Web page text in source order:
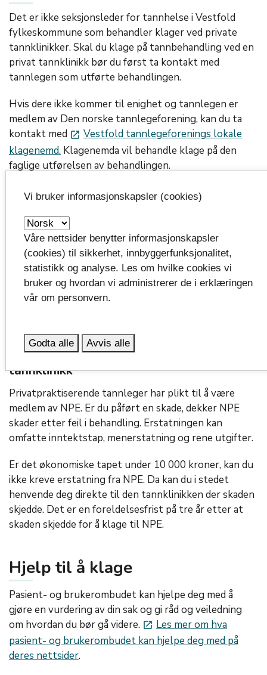
Det er ikke seksjonsleder for tannhelse i Vestfold
fylkeskommune som behandler klager ved private
tannklinikker. Skal du klage på tannbehandling ved en
privat tannklinikk bør du først ta kontakt med
tannlegen som utførte behandlingen.
Hvis dere ikke kommer til enighet og tannlegen er
medlem av Den norske tannlegeforening, kan du ta
kontakt med launch Vestfold tannlegeforenings lokale
klagenemd. Klagenemda vil behandle klage på den
faglige utførelsen av behandlingen.
Hvis du får medhold, kan du oppnå at tannlegen blir
tilbakebetale det du har betalt for behandlingen, eller
deler av beløpet. Klagenemda tar ikke stilling til krav
om erstatning. Det må rettes til Norsk
pasientskadeerstatning (NPE) eventuelt avgjøres i
rettssystemet.
Erstatning for påført skade ved privat
tannklinikk
Privatpraktiserende tannleger har plikt til å være
medlem av NPE. Er du påført en skade, dekker NPE
skader etter feil i behandling. Erstatningen kan
omfatte inntektstap, menerstatning og rene utgifter.
Er det økonomiske tapet under 10 000 kroner, kan du
ikke kreve erstatning fra NPE. Da kan du i stedet
henvende deg direkte til den tannklinikken der skaden
skjedde. Det er en foreldelsesfrist på tre år etter at
skaden skjedde for å klage til NPE.
Hjelp til å klage
Pasient- og brukerombudet kan hjelpe deg med å
gjøre en vurdering av din sak og gi råd og veiledning
om hvordan du bør gå videre. launch Les mer om hva
pasient- og brukerombudet kan hjelpe deg med på
deres nettsider.
Vi bruker informasjonskapsler (cookies)
Våre nettsider benytter informasjonskapsler
(cookies) til sikkerhet, innbyggerfunksjonalitet,
statistikk og analyse. Les om hvilke cookies vi
bruker og hvordan vi administrerer de i erklæringen
vår om personvern.
Godta alle Avvis alle